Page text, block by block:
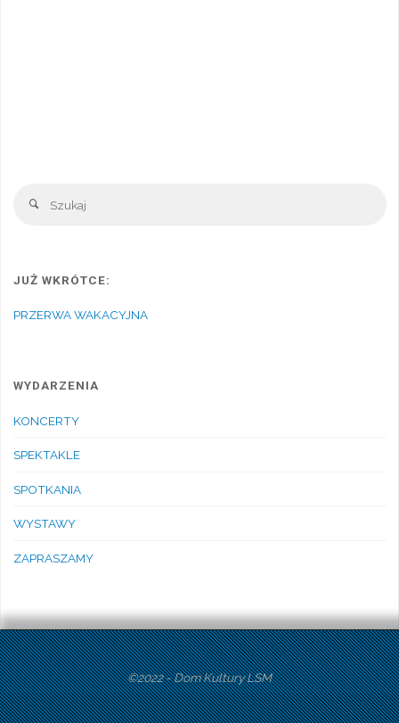
Szukaj
JUŻ WKRÓTCE:
PRZERWA WAKACYJNA
WYDARZENIA
KONCERTY
SPEKTAKLE
SPOTKANIA
WYSTAWY
ZAPRASZAMY
©2022 - Dom Kultury LSM